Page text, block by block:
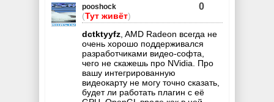
pooshock
(Тут живёт)
0
dctktyyfz , AMD Radeon всегда не
очень хорошо поддерживался
разработчиками видео-софта,
чего не скажешь про NVidia. Про
вашу интегрированную
видеокарту не могу точно сказать,
будет ли работать плагин с её